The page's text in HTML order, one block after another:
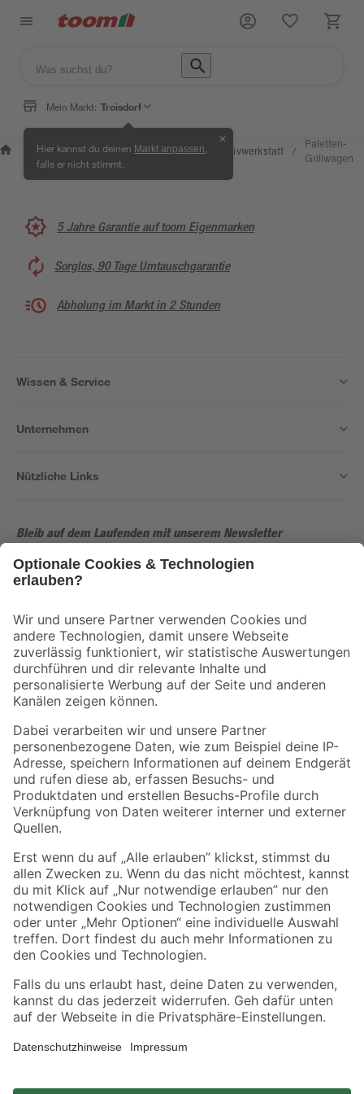
Mein Markt: Troisdorf
Hier kannst du deinen Markt anpassen
falls er nicht stimmt.
✕
Wissen &
Service
/
Selbermachen &
Ratgeber
/ Kreativwerkstatt /
Paletten-
Grillwagen
5 Jahre Garantie auf toom Eigenmarken
Sorglos, 90 Tage Umtauschgarantie
Abholung im Markt in 2 Stunden
Wissen & Service
Unternehmen
Nützliche Links
Bleib auf dem Laufenden mit unserem Newsletter
Der toom Newsletter: Keine Angebote und Aktionen mehr verpassen!
Folge uns
Zahlungsarten Versandarten
Sicher einkaufen
Jetzt die toom-App herunterladen
Alle Preisangaben in EUR inkl. gesetzl. MwSt.. Die dargestellten Angebote sind unter
Umständen nicht in allen Märkten verfügbar. Die angegebenen Verfügbarkeiten beziehen
sich auf den unter "Mein Markt" ausgewählten toom Baumarkt. Alle Angebote und
*Paketversand ab 59 € versandkostenfrei, gilt nicht für Artikel mit Speditionsversand, hier
fallen zusätzliche Versandkosten an.